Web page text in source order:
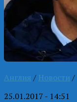
Англия / Новости /
25.01.2017 - 14:51